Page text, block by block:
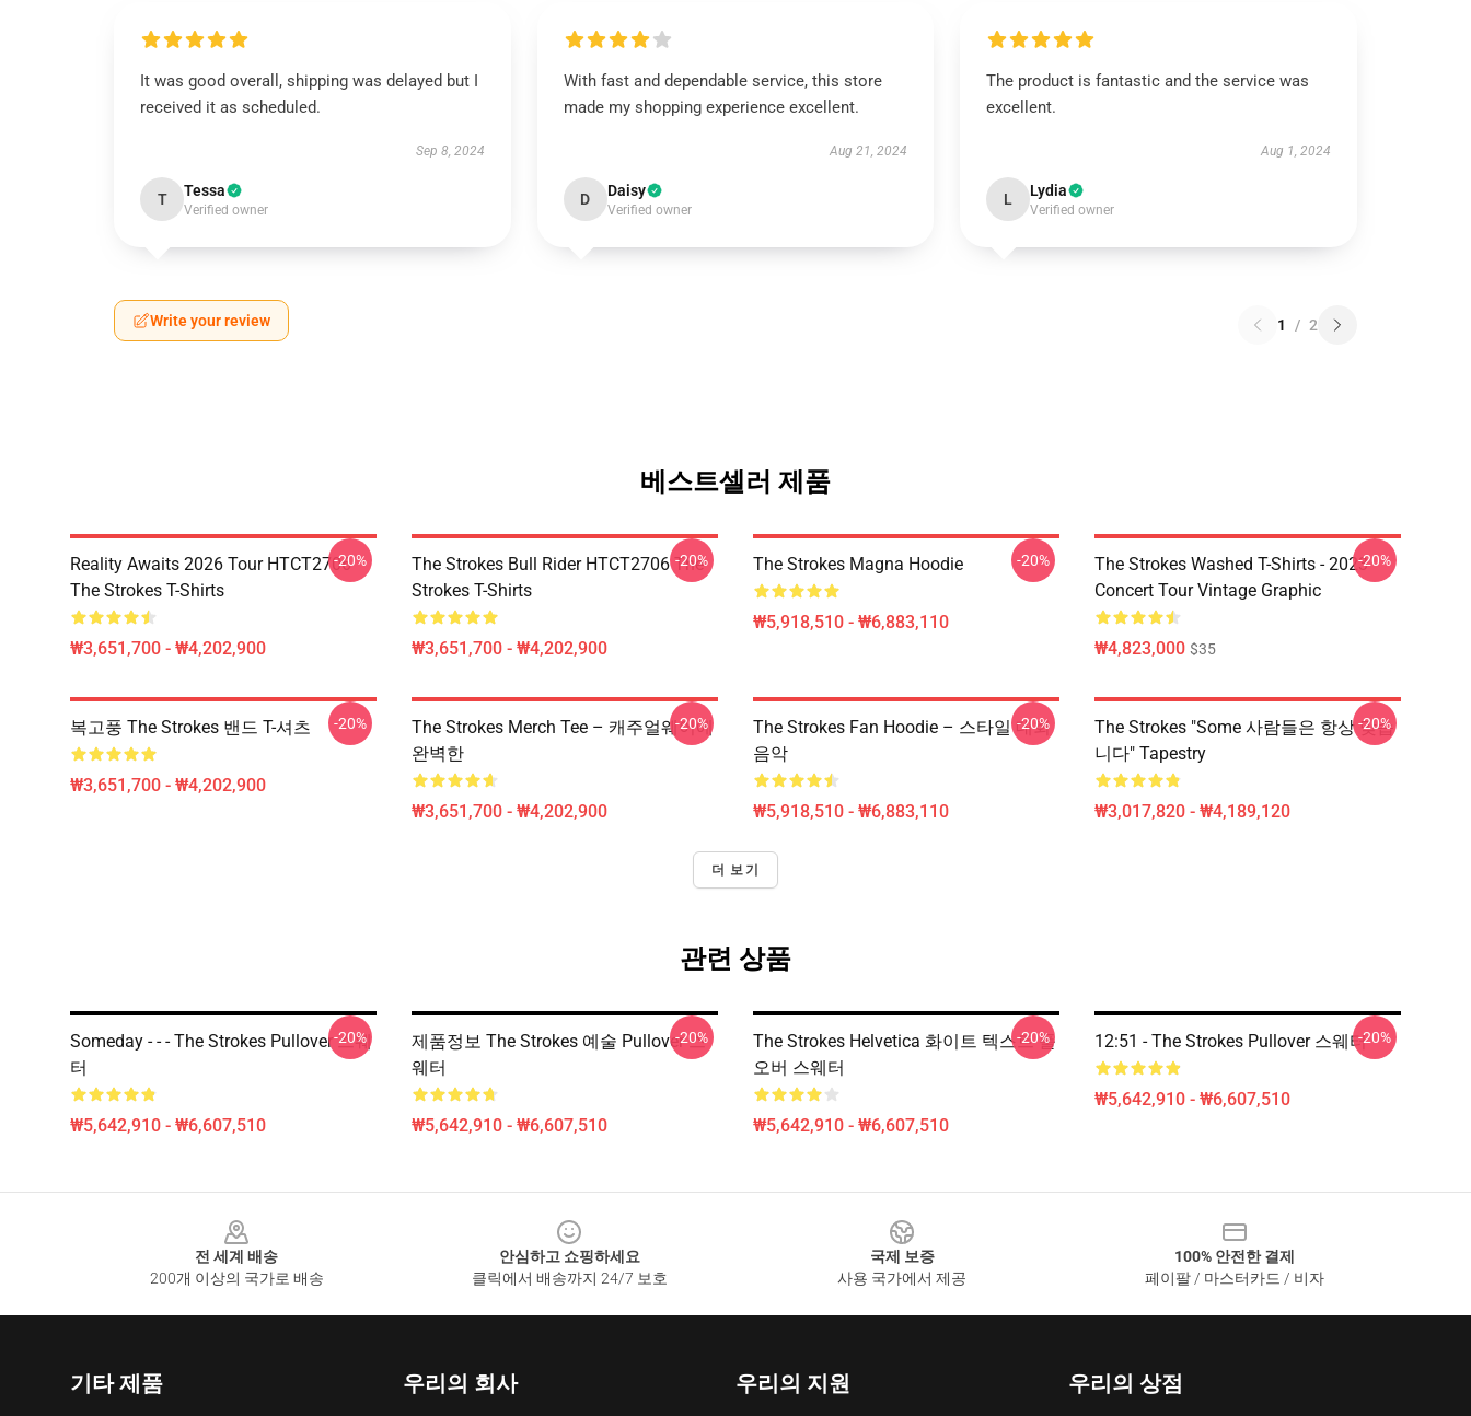
It was good overall, shipping was delayed but I
received it as scheduled.
Sep 8, 2024
T Tessa
Verified owner
With fast and dependable service, this store
made my shopping experience excellent.
Aug 21, 2024
D Daisy
Verified owner
The product is fantastic and the service was
excellent.
Aug 1, 2024
L Lydia
Verified owner
Write your review 1 / 2
베스트셀러 제품
Reality Awaits 2026 Tour HTCT2706
The Strokes T-Shirts
₩3,651,700 - ₩4,202,900
-20%
The Strokes Bull Rider HTCT2706 The
Strokes T-Shirts
₩3,651,700 - ₩4,202,900
-20% The Strokes Magna Hoodie
₩5,918,510 - ₩6,883,110
-20%
The Strokes Washed T-Shirts - 2023
Concert Tour Vintage Graphic
₩4,823,000 $35
-20%
복고풍 The Strokes 밴드 T-셔츠
₩3,651,700 - ₩4,202,900
-20%
The Strokes Merch Tee – 캐주얼웨어에
완벽한
₩3,651,700 - ₩4,202,900
-20%
The Strokes Fan Hoodie – 스타일 대회
음악
₩5,918,510 - ₩6,883,110
-20%
The Strokes "Some 사람들은 항상 맞습
니다" Tapestry
₩3,017,820 - ₩4,189,120
-20%
더 보기
관련 상품
Someday - - - The Strokes Pullover 스웨
터
₩5,642,910 - ₩6,607,510
-20%
제품정보 The Strokes 예술 Pullover 스
웨터
₩5,642,910 - ₩6,607,510
-20%
The Strokes Helvetica 화이트 텍스트 풀
오버 스웨터
₩5,642,910 - ₩6,607,510
-20% 12:51 - The Strokes Pullover 스웨터
₩5,642,910 - ₩6,607,510
-20%
전 세계 배송
200개 이상의 국가로 배송
안심하고 쇼핑하세요
클릭에서 배송까지 24/7 보호
국제 보증
사용 국가에서 제공
100% 안전한 결제
페이팔 / 마스터카드 / 비자
기타 제품 우리의 회사 우리의 지원 우리의 상점